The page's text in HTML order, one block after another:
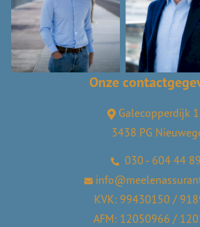
Onze
Galecopperdijk
3438 PG
030 - 604 44 89
KVK: 99430150 /
AFM: 12050966 /